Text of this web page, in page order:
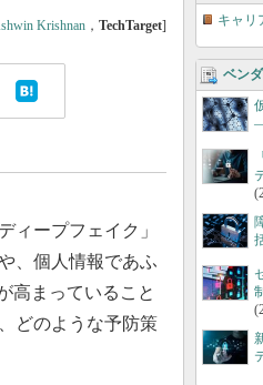
Krishnan ， TechTarget]
ィープフェイク」
、個人情報であふ
高まっていること
どのような予防策
キャリ
ベン